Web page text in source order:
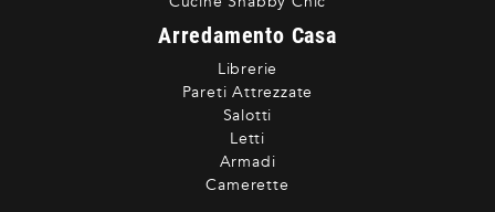
Arredamento Casa
Librerie
Pareti Attrezzate
Salotti
Letti
Armadi
Camerette